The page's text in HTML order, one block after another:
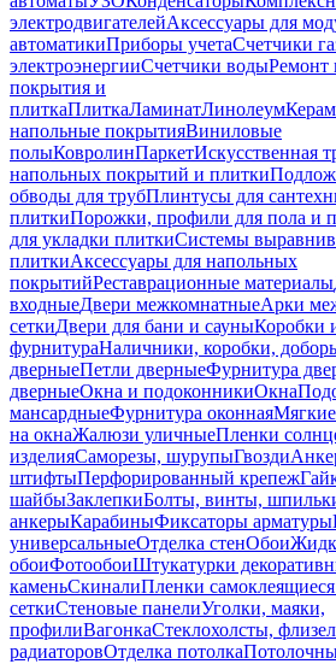
электродвигателейАксессуары для
автоматикиПриборы учетаСчетчики
электроэнергииСчетчики водыРемонт
покрытия и
плиткаПлиткаЛаминатЛинолеум
напольные покрытияВиниловые
полыКовролинПаркетИскусственная
напольных покрытий и плитки
обводы для трубПлинтусы для
плиткиПорожки, профили для пола и
для укладки плиткиСистемы
плиткиАксессуары для напольных
покрытийРеставрационные материалы
входныеДвери межкомнатныеАрки
сеткиДвери для бани и сауныКоробки
фурнитураНаличники, коробки,
дверныеПетли дверныеФурнитура
дверныеОкна и подоконникиОкна
мансардныеФурнитура оконная
на окнаЖалюзи уличныеПленки
изделияСаморезы, шурупыГвозди
штифтыПерфорированный крепеж
шайбыЗаклепкиБолты, винты,
анкерыКарабиныФиксаторы арматуры
универсальныеОтделка стенОбои
обоиФотообоиШтукатурки
каменьСкиналиПленки самоклеящиеся
сеткиСтеновые панелиУголки, маяки,
профилиВагонкаСтеклохолсты,
радиаторовОтделка потолка